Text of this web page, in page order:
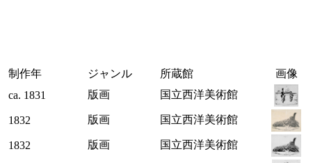
制作年 ジャンル 所蔵館
画像
ca. 1831 版画 国立西洋美術館
1832 版画 国立西洋美術館
1832 版画 国立西洋美術館